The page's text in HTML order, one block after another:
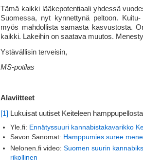
Tämä kaikki lääkepotentiaali yhdessä
Suomessa, nyt kynnettynä peltoon.
myös mahdollista samasta kasvustosta.
kaikki. Lakeihin on saatava muutos.
Ystävällisin terveisin,
MS-potilas
Alaviitteet
[1] Lukuisat uutiset Keiteleen
Yle.fi: Ennätyssuuri kannabistakavarikko
Savon Sanomat: Hamppumies suree
Nelonen.fi video: Suomen suurin
rikollinen